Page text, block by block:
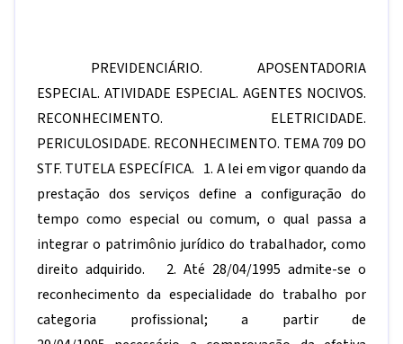
PREVIDENCIÁRIO. APOSENTADORIA
ESPECIAL. ATIVIDADE ESPECIAL. AGENTES NOCIVOS.
RECONHECIMENTO. ELETRICIDADE.
PERICULOSIDADE. RECONHECIMENTO. TEMA 709 DO
STF. TUTELA ESPECÍFICA. 1. A lei em vigor quando da
prestação dos serviços define a configuração do
tempo como especial ou comum, o qual passa a
integrar o patrimônio jurídico do trabalhador, como
direito adquirido. 2. Até 28/04/1995 admite-se o
reconhecimento da especialidade do trabalho por
categoria profissional; a partir de